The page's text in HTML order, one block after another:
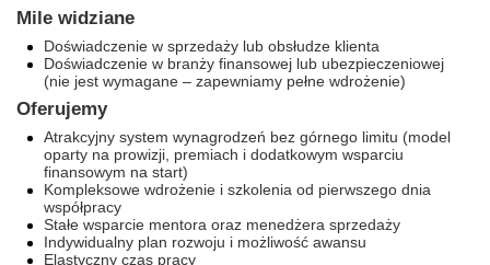
Mile widziane
Doświadczenie w sprzedaży lub obsłudze klienta
Doświadczenie w branży finansowej lub ubezpieczeniowej
(nie jest wymagane – zapewniamy pełne wdrożenie)
Oferujemy
Atrakcyjny system wynagrodzeń bez górnego limitu (model
oparty na prowizji, premiach i dodatkowym wsparciu
finansowym na start)
Kompleksowe wdrożenie i szkolenia od pierwszego dnia
współpracy
Stałe wsparcie mentora oraz menedżera sprzedaży
Indywidualny plan rozwoju i możliwość awansu
Elastyczny czas pracy